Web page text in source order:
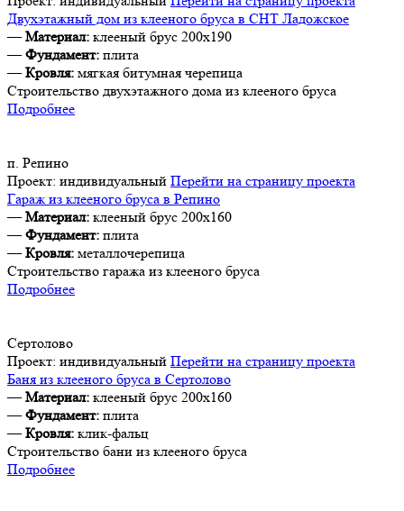
Двухэтажный дом из клееного бруса в СНТ Ладожское
—Материал: клееный брус 200х190
—Фундамент: плита
—Кровля: мягкая битумная черепица
Строительство двухэтажного дома из клееного бруса
Подробнее
п. Репино
Проект: индивидуальный Перейти на страницу проекта
Гараж из клееного бруса в Репино
—Материал: клееный брус 200х160
—Фундамент: плита
—Кровля: металлочерепица
Строительство гаража из клееного бруса
Подробнее
Сертолово
Проект: индивидуальный Перейти на страницу проекта
Баня из клееного бруса в Сертолово
—Материал: клееный брус 200х160
—Фундамент: плита
—Кровля: клик-фальц
Строительство бани из клееного бруса
Подробнее